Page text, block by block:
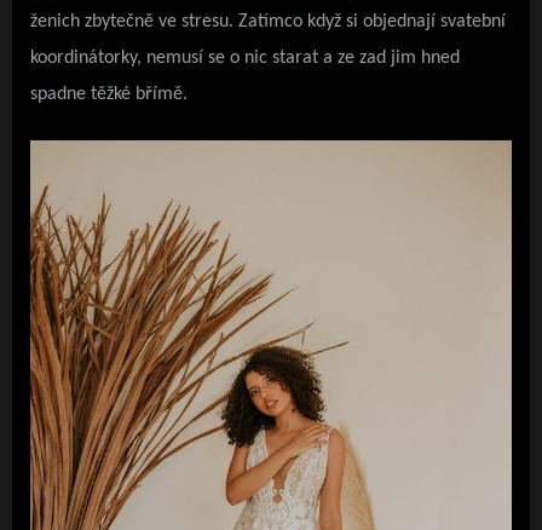
ženich zbytečně ve stresu. Zatímco když si objednají svatební
koordinátorky, nemusí se o nic starat a ze zad jim hned
spadne těžké břímě.